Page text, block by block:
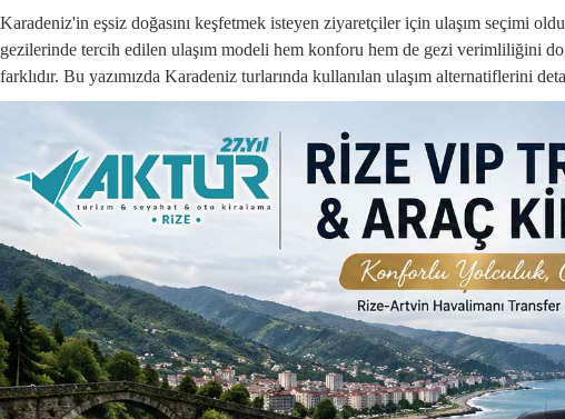
Karadeniz'in eşsiz doğasını keşfetmek isteyen ziyaretçiler için ulaşım seçimi
gezilerinde tercih edilen ulaşım modeli hem konforu hem de gezi verimliliğini
farklıdır. Bu yazımızda Karadeniz turlarında kullanılan ulaşım alternatiflerini